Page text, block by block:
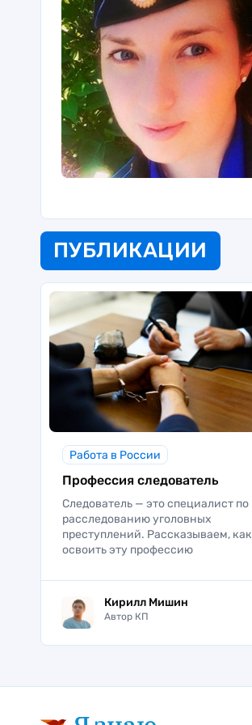
ПУБЛИКАЦИИ
Работа в России
Профессия следователь
Следователь — это специалист по
расследованию уголовных
преступлений. Рассказываем, как
освоить эту профессию
Кирилл Мишин
Автор КП